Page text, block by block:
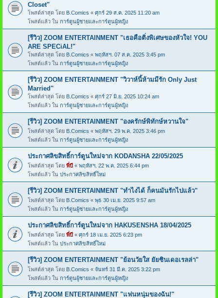
Closet"
โพสต์ล่าสุด โดย B.Comics « ศุกร์ 29 ส.ค. 2025 11:20 am
โพสต์แล้ว ใน การ์ตูนผู้ชายและการ์ตูนผู้หญิง
[รีวิว] ZOOM ENTERTAINMENT "เธอคือติ่งพิเศษของหัวใจ! YOU
ARE SPECiAL!"
โพสต์ล่าสุด โดย B.Comics « พฤหัสฯ. 07 ส.ค. 2025 3:45 pm
โพสต์แล้ว ใน การ์ตูนผู้ชายและการ์ตูนผู้หญิง
[รีวิว] ZOOM ENTERTAINMENT "วิวาห์นี้ห้ามมีรัก Only Just
Married"
โพสต์ล่าสุด โดย B.Comics « ศุกร์ 27 มิ.ย. 2025 10:24 am
โพสต์แล้ว ใน การ์ตูนผู้ชายและการ์ตูนผู้หญิง
[รีวิว] ZOOM ENTERTAINMENT "องครักษ์พิทักษ์หวานใจ"
โพสต์ล่าสุด โดย B.Comics « พฤหัสฯ. 29 พ.ค. 2025 3:46 pm
โพสต์แล้ว ใน การ์ตูนผู้ชายและการ์ตูนผู้หญิง
ประกาศลิขสิทธิ์การ์ตูนใหม่จาก KODANSHA 22/05/2025
โพสต์ล่าสุด โดย พี่บี « พฤหัสฯ. 22 พ.ค. 2025 6:44 pm
โพสต์แล้ว ใน ประกาศลิขสิทธิ์ใหม่
[รีวิว] ZOOM ENTERTAINMENT "ทำไงได้ ก็คนมันรักไปแล้ว"
โพสต์ล่าสุด โดย B.Comics « พุธ 30 เม.ย. 2025 9:57 am
โพสต์แล้ว ใน การ์ตูนผู้ชายและการ์ตูนผู้หญิง
ประกาศลิขสิทธิ์การ์ตูนใหม่จาก HAKUSENSHA 18/04/2025
โพสต์ล่าสุด โดย พี่บี « ศุกร์ 18 เม.ย. 2025 6:23 pm
โพสต์แล้ว ใน ประกาศลิขสิทธิ์ใหม่
[รีวิว] ZOOM ENTERTAINMENT "ย้อนวัยใส ยัยซินเดอเรลล่า"
โพสต์ล่าสุด โดย B.Comics « จันทร์ 31 มี.ค. 2025 3:22 pm
โพสต์แล้ว ใน การ์ตูนผู้ชายและการ์ตูนผู้หญิง
[รีวิว] ZOOM ENTERTAINMENT "แฟนหนุ่มของฉัน!"